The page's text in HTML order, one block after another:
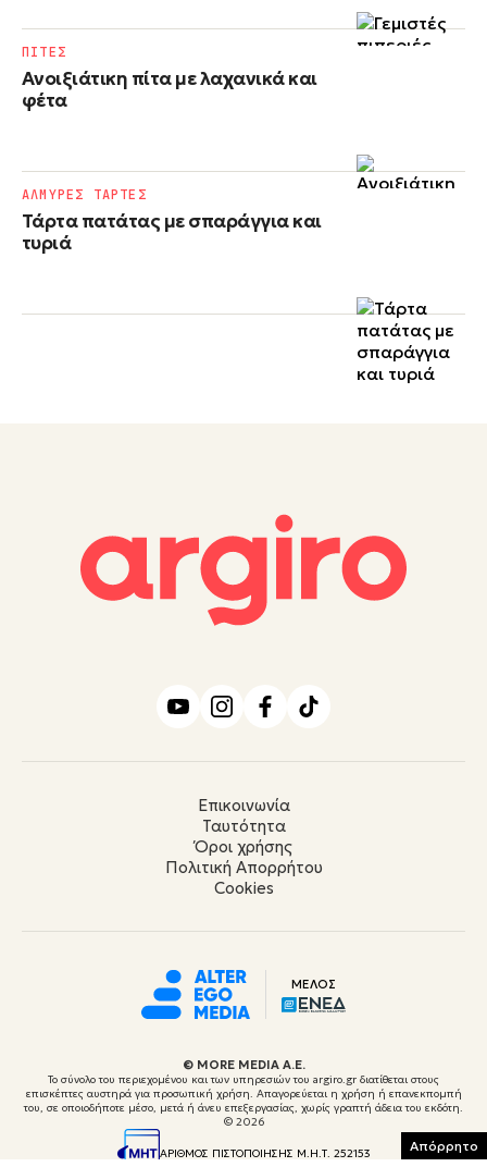
Ανοιξιάτικη πίτα με λαχανικά και
φέτα
ΠΙΤΕΣ
Τάρτα πατάτας με σπαράγγια και
τυριά
ΑΛΜΥΡΕΣ ΤΑΡΤΕΣ
Επικοινωνία
Ταυτότητα
Όροι χρήσης
Πολιτική Απορρήτου
Cookies
ΜΕΛΟΣ
© ΜORE MEDIA Α.Ε.
Το σύνολο του περιεχομένου και των υπηρεσιών του argiro.gr διατίθεται στους
επισκέπτες αυστηρά για προσωπική χρήση. Απαγορεύεται η χρήση ή επανεκπομπή
του, σε οποιοδήποτε μέσο, μετά ή άνευ επεξεργασίας, χωρίς γραπτή άδεια του εκδότη.
© 2026
ΑΡΙΘΜΟΣ ΠΙΣΤΟΠΟΙΗΣΗΣ Μ.Η.Τ. 252153 Απόρρητο